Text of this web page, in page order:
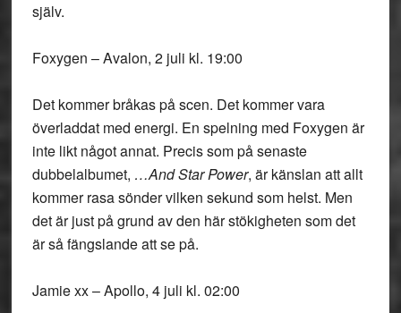
själv.
Foxygen – Avalon, 2 juli kl. 19:00
Det kommer bråkas på scen. Det kommer vara
överladdat med energi. En spelning med Foxygen är
inte likt något annat. Precis som på senaste
dubbelalbumet, …And Star Power, är känslan att allt
kommer rasa sönder vilken sekund som helst. Men
det är just på grund av den här stökigheten som det
är så fängslande att se på.
Jamie xx – Apollo, 4 juli kl. 02:00